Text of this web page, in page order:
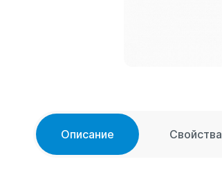
Описание Свойства